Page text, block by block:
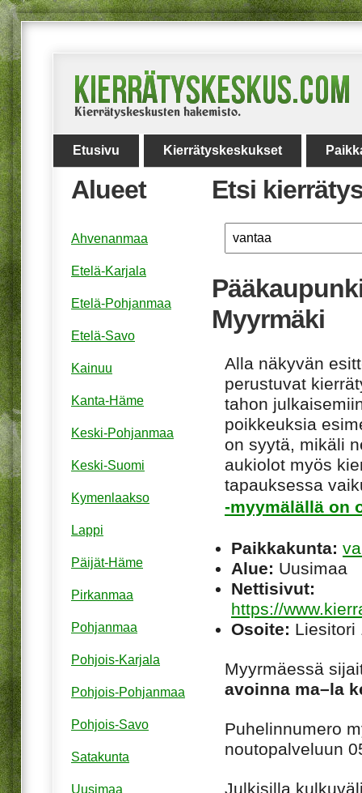
Etusivu Kierrätyskeskukset
Etsi
Myyrmäki
Alla näkyvän
perustuvat
tahon
poikkeuksia
on syytä, mikäli
aukiolot myös
tapauksessa
-myymälällä on
Paikkakunta:
Alue: Uusimaa
Nettisivut:
https://
Osoite: Liesitori
Myyrmäessä
avoinna ma–la
Puhelinnumero
noutopalveluun
Julkisilla
Alueet
Ahvenanmaa
Etelä-Karjala
Etelä-Pohjanmaa
Etelä-Savo
Kainuu
Kanta-Häme
Keski-Pohjanmaa
Keski-Suomi
Kymenlaakso
Lappi
Päijät-Häme
Pirkanmaa
Pohjanmaa
Pohjois-Karjala
Pohjois-Pohjanmaa
Pohjois-Savo
Satakunta
Uusimaa